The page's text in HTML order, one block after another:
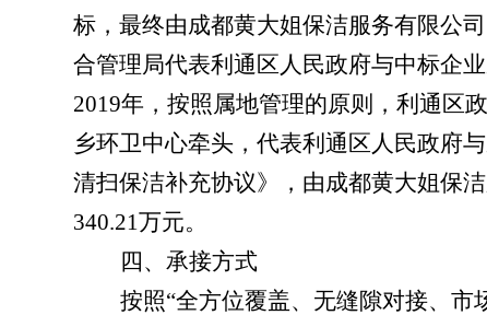
标，最终由成都黄大姐保洁服务有限公
合管理局代表利通区人民政府与中标企
2019年，按照属地管理的原则，利通区
乡环卫中心牵头，代表利通区人民政府
清扫保洁补充协议》，由成都黄大姐保
340.21万元。
四、承接方式
按照“全方位覆盖、无缝隙对接、市